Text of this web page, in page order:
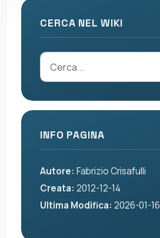
CERCA NEL WIKI
INFO PAGINA
Autore: Fabrizio Crisafulli
Creata: 2012-12-14
Ultima Modifica: 2026-01-16